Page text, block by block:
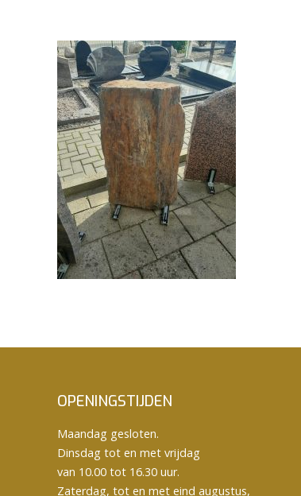
OPENINGSTIJDEN
Maandag gesloten.
Dinsdag tot en met vrijdag
van 10.00 tot 16.30 uur.
Zaterdag, tot en met eind augustus,